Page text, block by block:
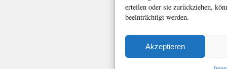
erteilen oder sie zurückziehen,
beeinträchtigt werden.
Akzeptieren